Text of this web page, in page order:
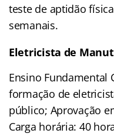
teste de aptidão
semanais.
Eletricista de
Ensino Fundamental
formação de
público; Aprovação
Carga horária: 40